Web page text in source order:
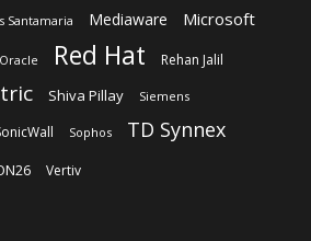
Santamaria Mediaware Microsoft
Oracle Red Hat Rehan Jalil
Shiva Pillay Siemens
Sophos TD Synnex
Vertiv